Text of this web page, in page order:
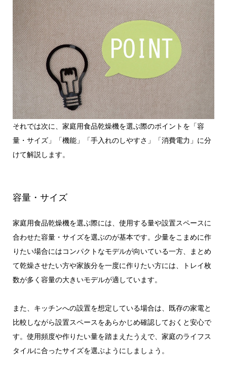
それでは次に、家庭用食品乾燥機を選ぶ際のポイントを「容
量・サイズ」「機能」「手入れのしやすさ」「消費電力」に分
けて解説します。
容量・サイズ
家庭用食品乾燥機を選ぶ際には、使用する量や設置スペースに
合わせた容量・サイズを選ぶのが基本です。少量をこまめに作
りたい場合にはコンパクトなモデルが向いている一方、まとめ
て乾燥させたい方や家族分を一度に作りたい方には、トレイ枚
数が多く容量の大きいモデルが適しています。
また、キッチンへの設置を想定している場合は、既存の家電と
比較しながら設置スペースをあらかじめ確認しておくと安心で
す。使用頻度や作りたい量を踏まえたうえで、家庭のライフス
タイルに合ったサイズを選ぶようにしましょう。